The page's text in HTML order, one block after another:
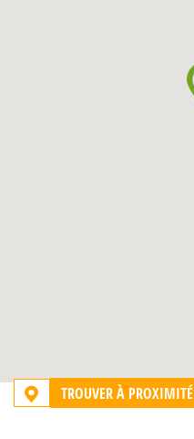
TROUVER À PROXIMITÉ